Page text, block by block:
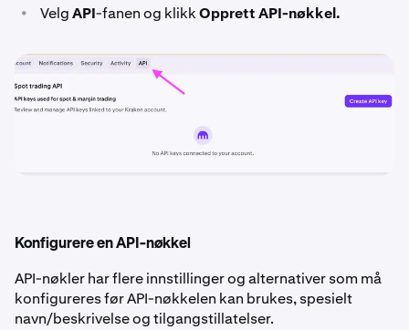
• VelgAPI-fanen og klikkOpprett API-nøkkel.
Konfigurere en API-nøkkel
API-nøkler har flere innstillinger og alternativer som må
konfigureres før API-nøkkelen kan brukes, spesielt
navn/beskrivelse og tilgangstillatelser.